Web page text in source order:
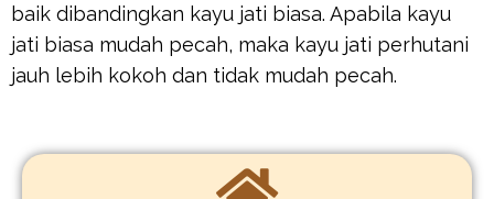
baik dibandingkan kayu jati biasa. Apabila kayu
jati biasa mudah pecah, maka kayu jati perhutani
jauh lebih kokoh dan tidak mudah pecah.